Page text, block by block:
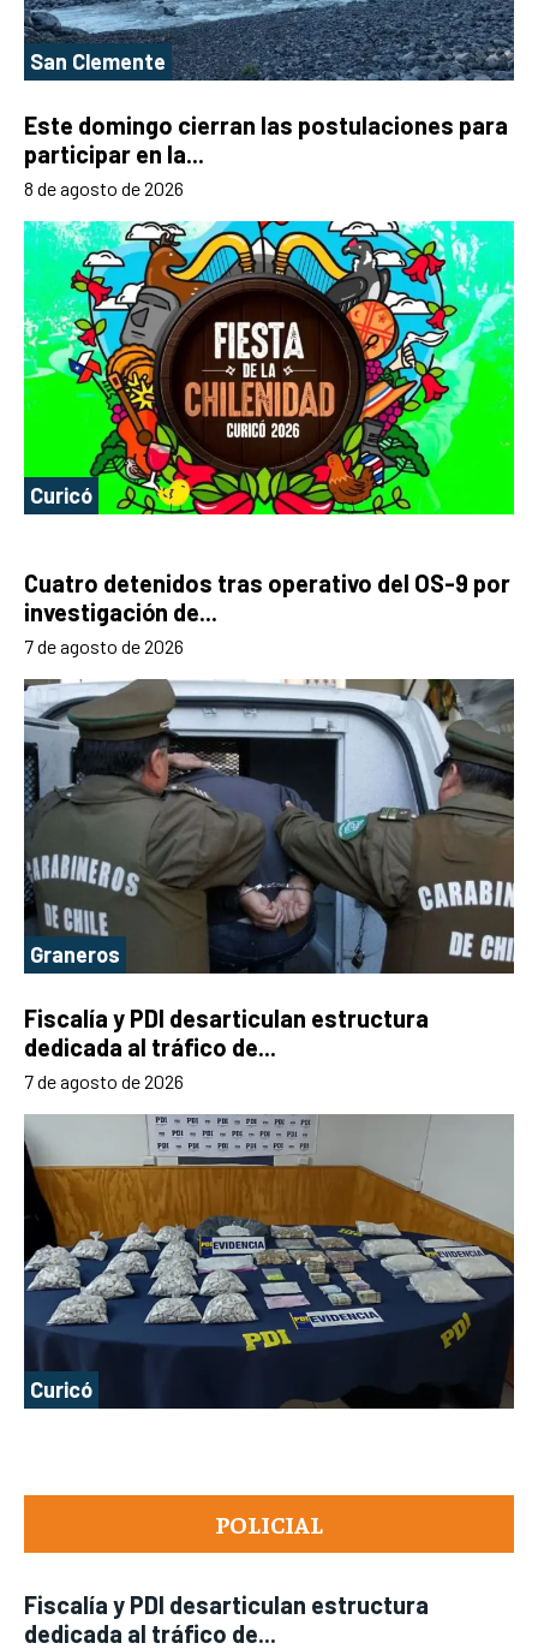
POLICIAL
Fiscalía y PDI desarticulan estructura
dedicada al tráfico de...
San Clemente
Este domingo cierran las postulaciones para
participar en la...
8 de agosto de 2026
Curicó
Cuatro detenidos tras operativo del OS-9 por
investigación de...
7 de agosto de 2026
Graneros
Fiscalía y PDI desarticulan estructura
dedicada al tráfico de...
7 de agosto de 2026
Curicó